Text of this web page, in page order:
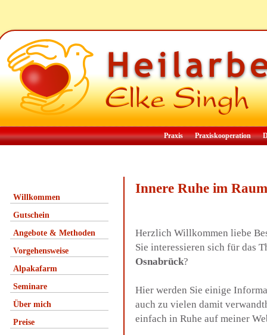
Praxis Praxiskooperation
Willkommen
Gutschein
Angebote & Methoden
Vorgehensweise
Alpakafarm
Seminare
Über mich
Preise
Innere Ruhe im
Herzlich Willkommen liebe
Sie interessieren sich für das
Osnabrück?
Hier werden Sie einige
auch zu vielen damit
einfach in Ruhe auf meiner